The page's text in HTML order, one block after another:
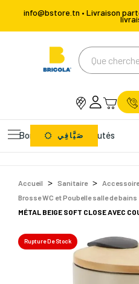
info@bstore.tn • Livraison
Bons Plans Nouveautés
صَيَّافِي
Accueil Sanitaire
Brosse WC et Poubelle salle de bains
MÉTAL BEIGE SOFT CLOSE AVEC
Rupture De Stock